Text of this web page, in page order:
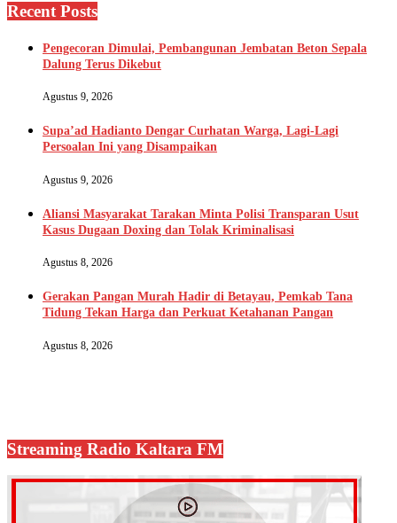
Recent Posts
Pengecoran Dimulai, Pembangunan Jembatan Beton Sepala
Dalung Terus Dikebut
Agustus 9, 2026
Supa’ad Hadianto Dengar Curhatan Warga, Lagi-Lagi
Persoalan Ini yang Disampaikan
Agustus 9, 2026
Aliansi Masyarakat Tarakan Minta Polisi Transparan Usut
Kasus Dugaan Doxing dan Tolak Kriminalisasi
Agustus 8, 2026
Gerakan Pangan Murah Hadir di Betayau, Pemkab Tana
Tidung Tekan Harga dan Perkuat Ketahanan Pangan
Agustus 8, 2026
Streaming Radio Kaltara FM